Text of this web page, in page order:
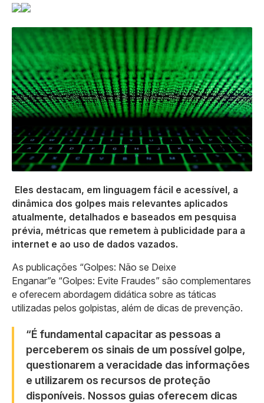
Eles destacam, em linguagem fácil e acessível, a
dinâmica dos golpes mais relevantes aplicados
atualmente, detalhados e baseados em pesquisa
prévia, métricas que remetem à publicidade para a
internet e ao uso de dados vazados.
As publicações “Golpes: Não se Deixe
Enganar”e “Golpes: Evite Fraudes” são complementares
e oferecem abordagem didática sobre as táticas
utilizadas pelos golpistas, além de dicas de prevenção.
“É fundamental capacitar as pessoas a
perceberem os sinais de um possível golpe,
questionarem a veracidade das informações
e utilizarem os recursos de proteção
disponíveis. Nossos guias oferecem dicas